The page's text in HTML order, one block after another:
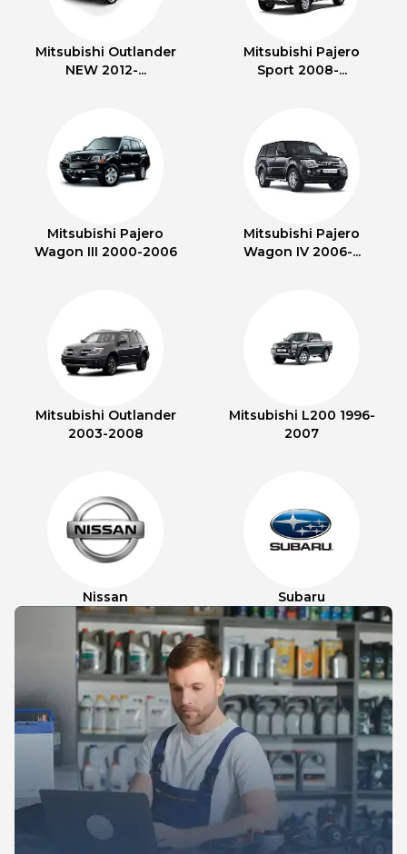
Mitsubishi Outlander
NEW 2012-...
Mitsubishi Pajero
Sport 2008-...
Mitsubishi Pajero
Wagon III 2000-2006
Mitsubishi Pajero
Wagon IV 2006-...
Mitsubishi Outlander
2003-2008
Mitsubishi L200 1996-
2007
Nissan Subaru